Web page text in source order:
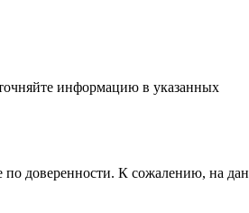
информацию в указанных
по доверенности. К сожалению, на